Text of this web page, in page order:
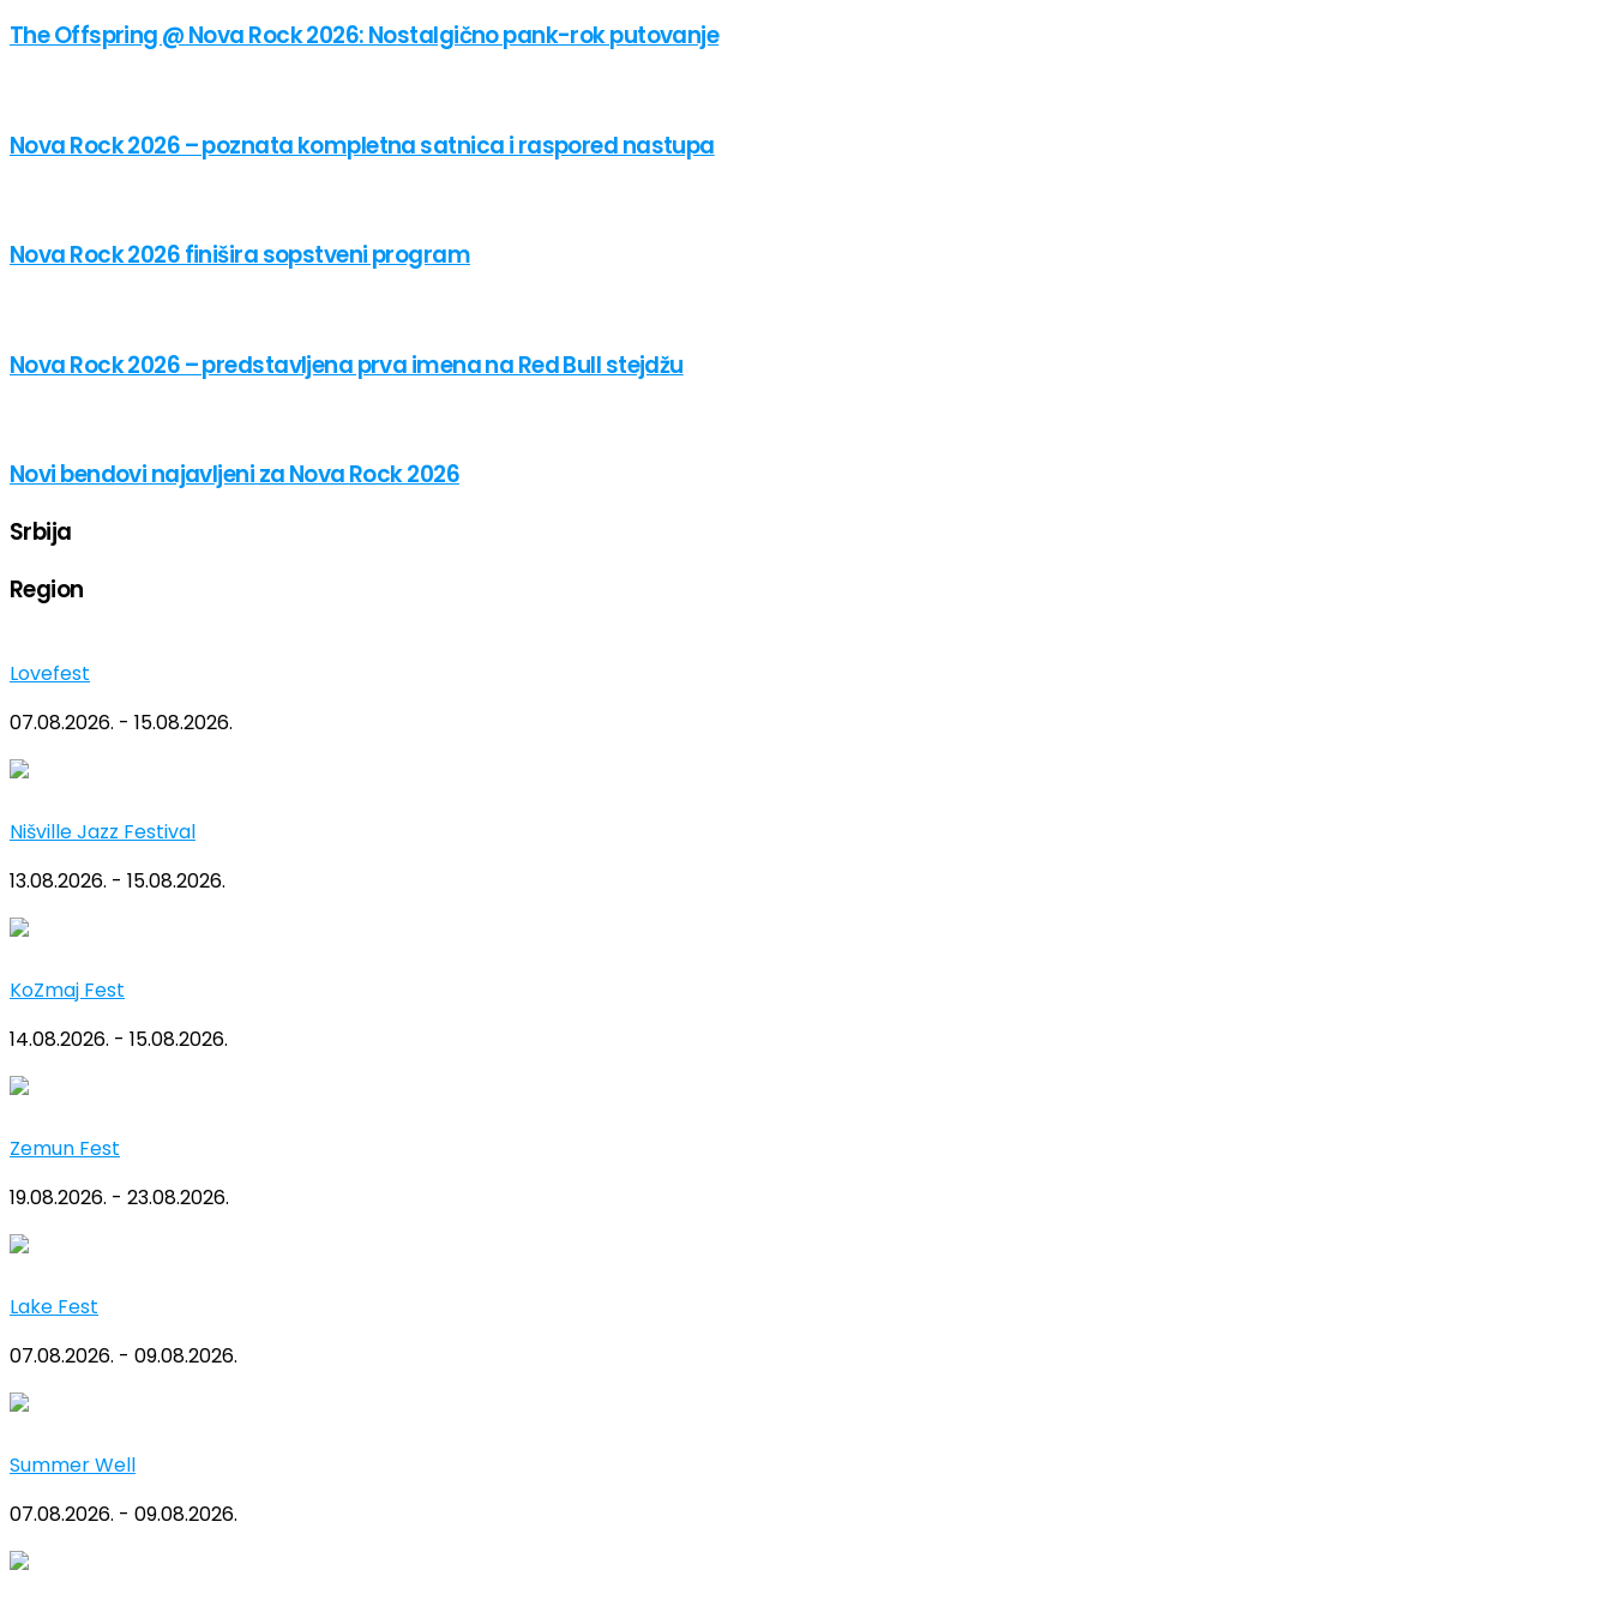
The Offspring @ Nova Rock 2026: Nostalgično pank-rok putovanje
Nova Rock 2026 – poznata kompletna satnica i raspored nastupa
Nova Rock 2026 finišira sopstveni program
Nova Rock 2026 – predstavljena prva imena na Red Bull stejdžu
Novi bendovi najavljeni za Nova Rock 2026
Srbija
Region
Lovefest
07.08.2026. - 15.08.2026.
Nišville Jazz Festival
13.08.2026. - 15.08.2026.
KoZmaj Fest
14.08.2026. - 15.08.2026.
Zemun Fest
19.08.2026. - 23.08.2026.
Lake Fest
07.08.2026. - 09.08.2026.
Summer Well
07.08.2026. - 09.08.2026.